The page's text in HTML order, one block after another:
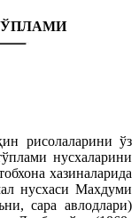
рисолаларини ўз
нусхаларини
хазиналарида
нусхаси Махдуми
сара авлодлари)